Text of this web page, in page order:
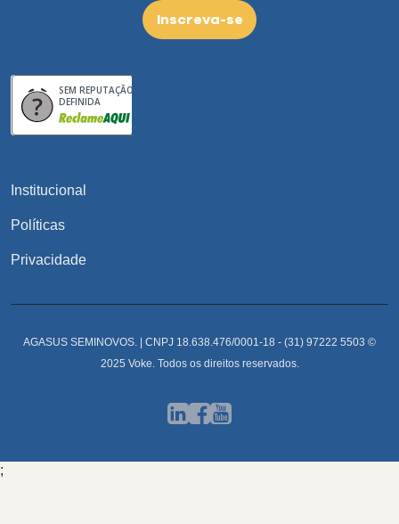
Inscreva-se
SEM REPUTAÇÃO
DEFINIDA
Institucional
Políticas
Privacidade
AGASUS SEMINOVOS. | CNPJ 18.638.476/0001-18 - (31) 97222 5503 ©
2025 Voke. Todos os direitos reservados.
;